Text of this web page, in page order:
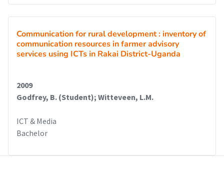
Communication for rural development : inventory of
communication resources in farmer advisory
services using ICTs in Rakai District-Uganda
2009
Godfrey, B. (Student); Witteveen, L.M.
ICT & Media
Bachelor